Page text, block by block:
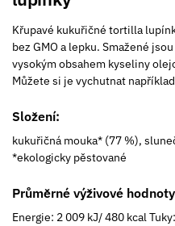
Křupavé kukuřičné tortilla
bez GMO a lepku. Smažené
vysokým obsahem kyseliny
Můžete si je vychutnat
Složení:
kukuřičná mouka* (77 %),
*ekologicky pěstované
Průměrné výživové
Energie: 2 009 kJ/ 480 kcal